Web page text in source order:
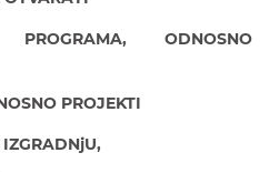
ODNOSNO
PROJEKTI
IZGRADNjU,